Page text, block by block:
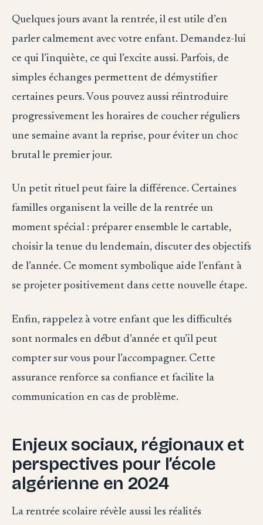
Quelques jours avant la rentrée, il est utile d’en
parler calmement avec votre enfant. Demandez-lui
ce qui l’inquiète, ce qui l’excite aussi. Parfois, de
simples échanges permettent de démystifier
certaines peurs. Vous pouvez aussi réintroduire
progressivement les horaires de coucher réguliers
une semaine avant la reprise, pour éviter un choc
brutal le premier jour.
Un petit rituel peut faire la différence. Certaines
familles organisent la veille de la rentrée un
moment spécial : préparer ensemble le cartable,
choisir la tenue du lendemain, discuter des objectifs
de l’année. Ce moment symbolique aide l’enfant à
se projeter positivement dans cette nouvelle étape.
Enfin, rappelez à votre enfant que les difficultés
sont normales en début d’année et qu’il peut
compter sur vous pour l’accompagner. Cette
assurance renforce sa confiance et facilite la
communication en cas de problème.
Enjeux sociaux, régionaux et
perspectives pour l’école
algérienne en 2024
La rentrée scolaire révèle aussi les réalités